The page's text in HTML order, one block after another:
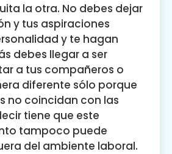
la otra. No debes dejar
y tus aspiraciones
y te hagan
debes llegar a ser
a tus compañeros o
diferente sólo porque
no coincidan con las
tiene que este
tampoco puede
del ambiente laboral.